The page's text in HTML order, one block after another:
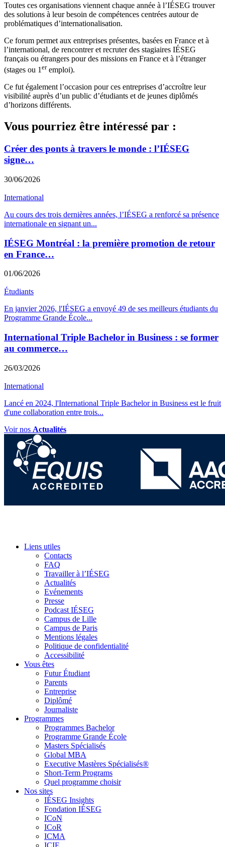
Toutes ces organisations viennent chaque année à l’IÉSEG trouver
des solutions à leur besoin de compétences centrées autour de
problématiques d’internationalisation.
Ce forum permet aux entreprises présentes, basées en France et à
l’international, de rencontrer et recruter des stagiaires IÉSEG
français ou étrangers pour des missions en France et à l’étranger
(stages ou 1eremploi).
Ce fut également l’occasion pour ces entreprises d’accroître leur
visibilité auprès d’un public d’étudiants et de jeunes diplômés
d’horizons différents.
Vous pourriez être intéressé par :
Créer des ponts à travers le monde : l’IÉSEG
signe…
30/06/2026
International
Au cours des trois dernières années, l’IÉSEG a renforcé sa présence
internationale en signant un...
IÉSEG Montréal : la première promotion de retour
en France…
01/06/2026
Étudiants
En janvier 2026, l'IÉSEG a envoyé 49 de ses meilleurs étudiants du
Programme Grande École...
International Triple Bachelor in Business : se former
au commerce…
26/03/2026
International
Lancé en 2024, l'International Triple Bachelor in Business est le fruit
d'une collaboration entre trois...
Voir nos Actualités
Liens utiles
Contacts
FAQ
Travailler à l’IÉSEG
Actualités
Evénements
Presse
Podcast IÉSEG
Campus de Lille
Campus de Paris
Mentions légales
Politique de confidentialité
Accessibilité
Vous êtes
Futur Étudiant
Parents
Entreprise
Diplômé
Journaliste
Programmes
Programmes Bachelor
Programme Grande École
Masters Spécialisés
Global MBA
Executive Mastères Spécialisés®
Short-Term Programs
Quel programme choisir
Nos sites
IÉSEG Insights
Fondation IÉSEG
ICoN
ICoR
ICMA
ICIE